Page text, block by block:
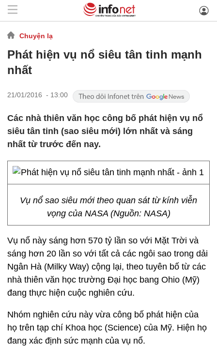
Chuyện lạ
Phát hiện vụ nổ siêu tân tinh mạnh
nhất
21/01/2016 - 13:00
Các nhà thiên văn học công bố phát hiện vụ nổ
siêu tân tinh (sao siêu mới) lớn nhất và sáng
nhất từ trước đến nay.
Vụ nổ sao siêu mới theo quan sát từ kính viễn
vọng của NASA (Nguồn: NASA)
Vụ nổ này sáng hơn 570 tỷ lần so với Mặt Trời và
sáng hơn 20 lần so với tất cả các ngôi sao trong dải
Ngân Hà (Milky Way) cộng lại, theo tuyên bố từ các
nhà thiên văn học trường Đại học bang Ohio (Mỹ)
đang thực hiện cuộc nghiên cứu.
Nhóm nghiên cứu này vừa công bố phát hiện của
họ trên tạp chí Khoa học (Science) của Mỹ. Hiện họ
đang xác định sức mạnh của vụ nổ.